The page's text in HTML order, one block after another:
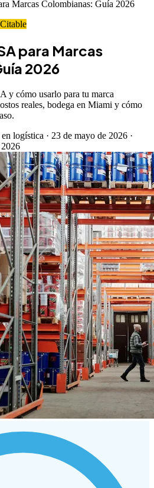
Marcas Colombianas: Guía 2026
para Marcas
2026
y cómo usarlo para tu marca
reales, bodega en Miami y cómo
logística · 23 de mayo de 2026 ·